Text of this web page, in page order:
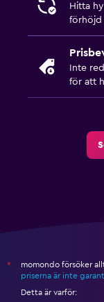
Hitta
förhöjd
Inte
för att
*
momondo försöker
priserna är inte
Detta är varför: